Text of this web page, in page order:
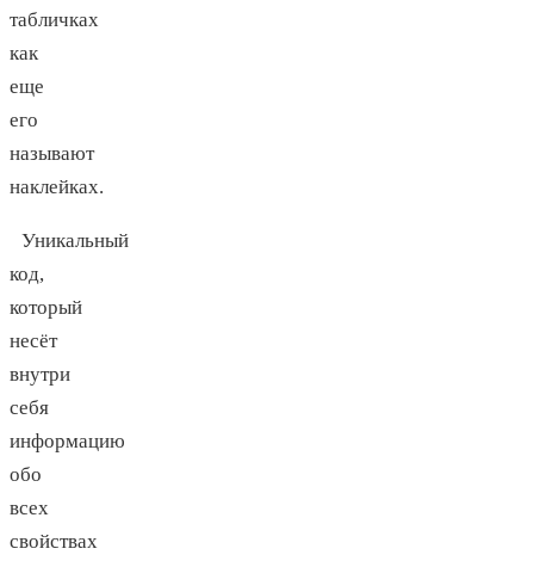
табличках
как
еще
его
называют
наклейках.
Уникальный
код,
который
несёт
внутри
себя
информацию
обо
всех
свойствах